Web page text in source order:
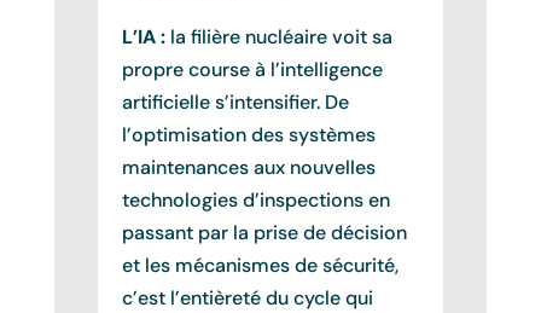
L’IA :la filière nucléaire voit sa
propre course à l’intelligence
artificielle s’intensifier. De
l’optimisation des systèmes
maintenances aux nouvelles
technologies d’inspections en
passant par la prise de décision
et les mécanismes de sécurité,
c’est l’entièreté du cycle qui